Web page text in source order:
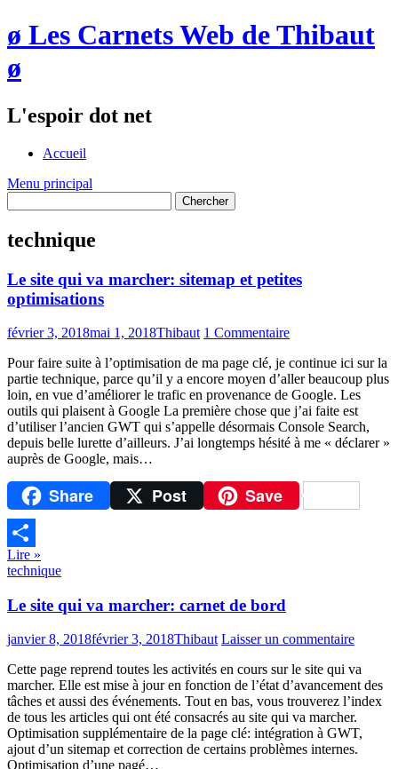
ø Les Carnets Web de Thibaut
ø
L'espoir dot net
Accueil
Menu principal
technique
Le site qui va marcher: sitemap et petites
optimisations
février 3, 2018mai 1, 2018Thibaut 1 Commentaire
Pour faire suite à l’optimisation de ma page clé, je continue ici sur la
partie technique, parce qu’il y a encore moyen d’aller beaucoup plus
loin, en vue d’améliorer le trafic en provenance de Google. Les
outils qui plaisent à Google La première chose que j’ai faite est
d’utiliser l’ancien GWT qui s’appelle désormais Console Search,
depuis belle lurette d’ailleurs. J’ai longtemps hésité à me « déclarer »
auprès de Google, mais…
Share Post Save
Partager
Lire »
technique
Le site qui va marcher: carnet de bord
janvier 8, 2018février 3, 2018Thibaut Laisser un commentaire
Cette page reprend toutes les activités en cours sur le site qui va
marcher. Elle est mise à jour en fonction de l’état d’avancement des
tâches et aussi des événements. Tout en bas, vous trouverez l’index
de tous les articles qui ont été consacrés au site qui va marcher.
Optimisation supplémentaire de la page clé: intégration à GWT,
ajout d’un sitemap et correction de certains problèmes internes.
Optimisation d’une pagé…